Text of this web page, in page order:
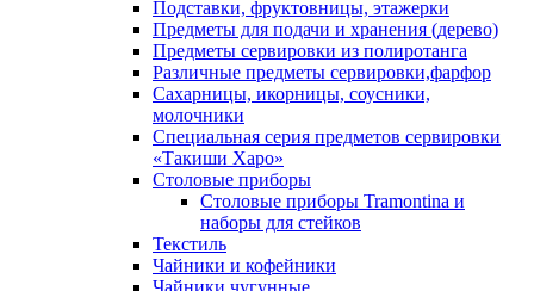
Подставки, фруктовницы, этажерки
Предметы для подачи и хранения (дерево)
Предметы сервировки из полиротанга
Различные предметы сервировки,фарфор
Сахарницы, икорницы, соусники,
молочники
Специальная серия предметов сервировки
«Такиши Харо»
Столовые приборы
Столовые приборы Trаmоntina и
наборы для стейков
Текстиль
Чайники и кофейники
Чайники чугунные